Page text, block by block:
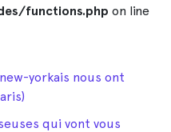
functions.php on line
yorkais nous ont
qui vont vous